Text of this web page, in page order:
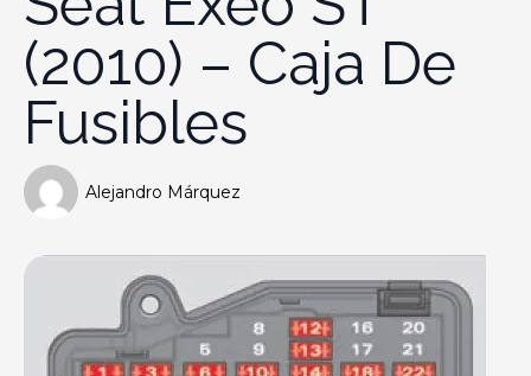
(2010) – Caja De
Fusibles
Alejandro Márquez